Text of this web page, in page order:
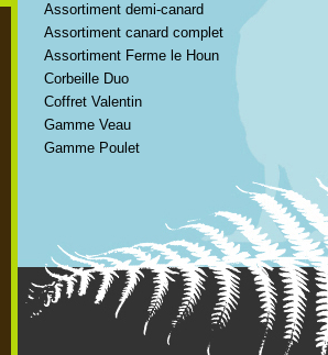
Assortiment demi-canard
Assortiment canard complet
Assortiment Ferme le Houn
Corbeille Duo
Coffret Valentin
Gamme Veau
Gamme Poulet